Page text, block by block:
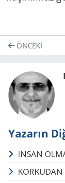
ÖNCEKI
Yazarın
İNSAN